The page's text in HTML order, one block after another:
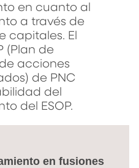
en cuanto al
a través de
capitales. El
(Plan de
acciones
de PNC
del
del ESOP.
en fusiones